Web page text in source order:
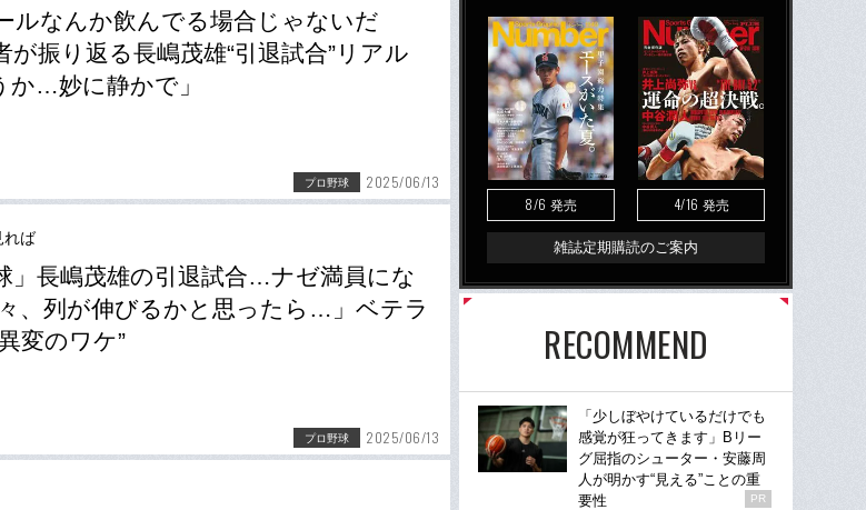
ルなんか飲んでる場合じゃないだ
が振り返る長嶋茂雄“引退試合”リアル
か…妙に静かで」
プロ野球 2025/06/13
れば
」長嶋茂雄の引退試合…ナゼ満員にな
、列が伸びるかと思ったら…」ベテラ
変のワケ”
プロ野球 2025/06/13
8/6 発売 4/16 発売
雑誌定期購読のご案内
RECOMMEND
「少しぼやけているだけでも
感覚が狂ってきます」Bリー
グ屈指のシューター・安藤周
人が明かす“見える”ことの重
要性
PR